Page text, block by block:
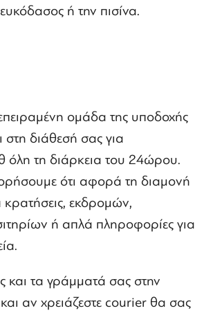
ή την πισίνα.
ομάδα της υποδοχής
στη διάθεσή σας για
όλη τη διάρκεια του 24ώρου.
ότι αφορά τη διαμονή
εκδρομών,
ή απλά πληροφορίες για
και τα γράμματά σας στην
αν χρειάζεστε courier θα σας